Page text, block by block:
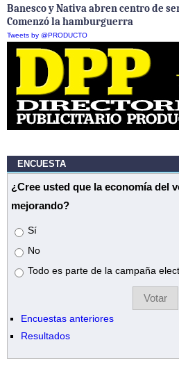
Banesco y Nativa abren centro de
Comenzó la hamburguerra
Tweets by @PRODUCTO
ENCUESTA
¿Cree usted que la economía del
mejorando?
Opciones
Sí
No
Todo es parte de la campaña
Encuestas anteriores
Resultados